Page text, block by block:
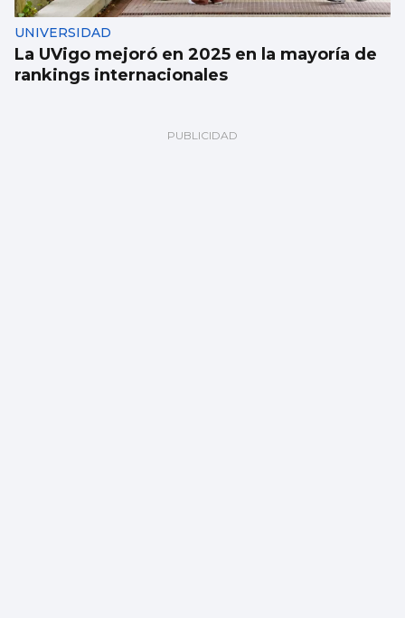
UNIVERSIDAD
La UVigo mejoró en 2025 en la mayoría de
rankings internacionales